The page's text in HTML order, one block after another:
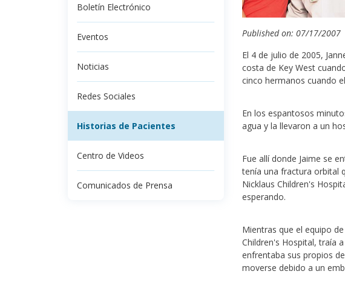
Boletín Electrónico
Eventos
Noticias
Redes Sociales
Historias de Pacientes
Centro de Videos
Comunicados de Prensa
Published on: 07/17/2007
El 4 de julio de 2005,
costa de Key West
cinco hermanos cuando
En los espantosos
agua y la llevaron a un
Fue allí donde Jaime se
tenía una fractura orbital
Nicklaus Children's
esperando.
Mientras que el equipo
Children's Hospital, traía
enfrentaba sus propios
moverse debido a un